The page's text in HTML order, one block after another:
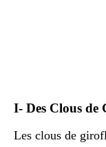
I- Des Clous de
Les clous de